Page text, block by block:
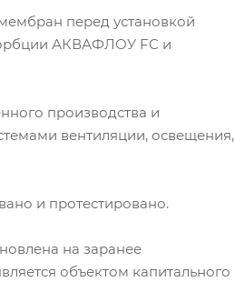
перед установкой
АКВАФЛОУ FC и
производства и
вентиляции, освещения,
и протестировано.
на заранее
объектом капитального